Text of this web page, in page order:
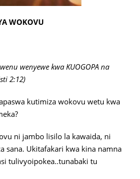
WOKOVU
wenyewe kwa KUOGOPA na
2:12)
kutimiza wokovu wetu kwa
ni jambo lisilo la kawaida, ni
sana. Ukitafakari kwa kina namna
tulivyoipokea..tunabaki tu